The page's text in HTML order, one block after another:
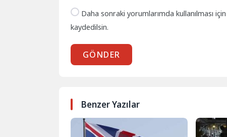
Daha sonraki yorumlarımda kullanılması
kaydedilsin.
GÖNDER
Benzer Yazılar